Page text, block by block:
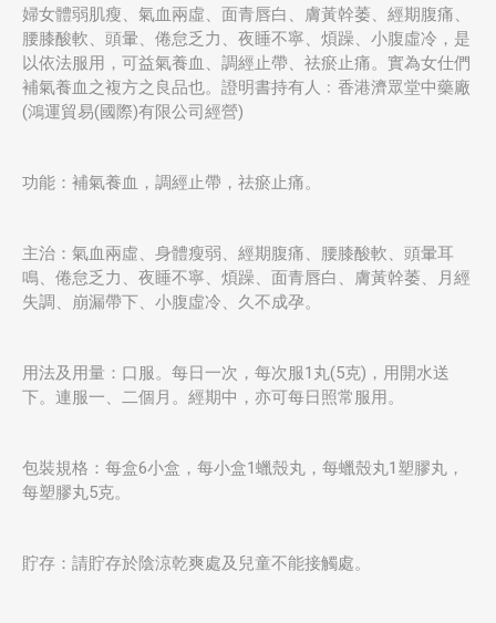
婦女體弱肌瘦、氣血兩虛、面青唇白、膚黃幹萎、經期腹痛、
腰膝酸軟、頭暈、倦怠乏力、夜睡不寧、煩躁、小腹虛冷，是
以依法服用，可益氣養血、調經止帶、祛瘀止痛。實為女仕們
補氣養血之複方之良品也。證明書持有人﹕香港濟眾堂中藥廠
(鴻運貿易(國際)有限公司經營)
功能：補氣養血，調經止帶，祛瘀止痛。
主治：氣血兩虛、身體瘦弱、經期腹痛、腰膝酸軟、頭暈耳
鳴、倦怠乏力、夜睡不寧、煩躁、面青唇白、膚黃幹萎、月經
失調、崩漏帶下、小腹虛冷、久不成孕。
用法及用量：口服。每日一次，每次服1丸(5克)，用開水送
下。連服一、二個月。經期中，亦可每日照常服用。
包裝規格：每盒6小盒，每小盒1蠟殼丸，每蠟殼丸1塑膠丸，
每塑膠丸5克。
貯存：請貯存於陰涼乾爽處及兒童不能接觸處。